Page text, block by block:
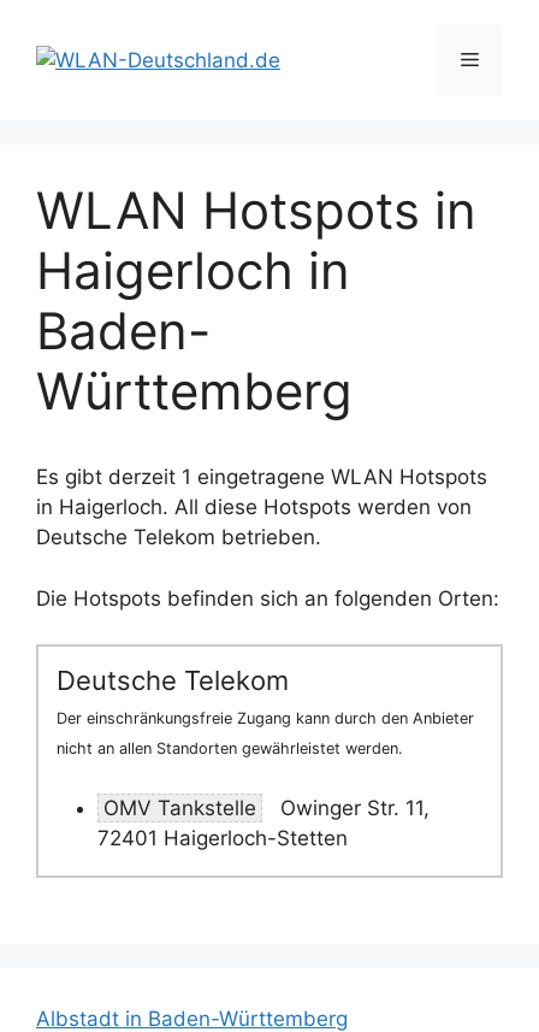
Inhalt
springen
Menü
WLAN Hotspots in
Haigerloch in
Baden-
Württemberg
Es gibt derzeit 1 eingetragene WLAN Hotspots
in Haigerloch. All diese Hotspots werden von
Deutsche Telekom betrieben.
Die Hotspots befinden sich an folgenden Orten:
Deutsche Telekom
Der einschränkungsfreie Zugang kann durch den Anbieter
nicht an allen Standorten gewährleistet werden.
OMV Tankstelle
Owinger Str. 11,
72401 Haigerloch-Stetten
Albstadt in Baden-Württemberg